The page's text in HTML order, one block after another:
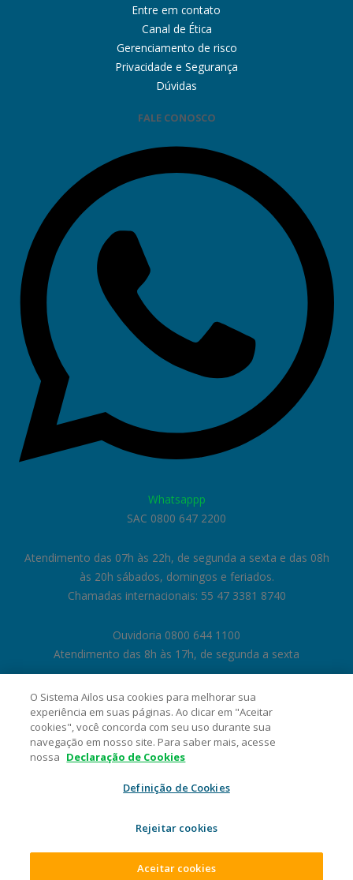
Entre em contato
Canal de Ética
Gerenciamento de risco
Privacidade e Segurança
Dúvidas
FALE CONOSCO
Whatsappp
SAC 0800 647 2200
Atendimento das 07h às 22h, de segunda a sexta e das 08h
às 20h sábados, domingos e feriados.
Chamadas internacionais: 55 47 3381 8740
Ouvidoria 0800 644 1100
Atendimento das 8h às 17h, de segunda a sexta
Cooperativa Central de Crédito Ailos - CNPJ 05.463.212/0001-29 Rua
O Sistema Ailos usa cookies para melhorar sua
experiência em suas páginas. Ao clicar em "Aceitar
cookies", você concorda com seu uso durante sua
navegação em nosso site. Para saber mais, acesse
nossa Declaração de Cookies
Definição de Cookies
Rejeitar cookies
Aceitar cookies